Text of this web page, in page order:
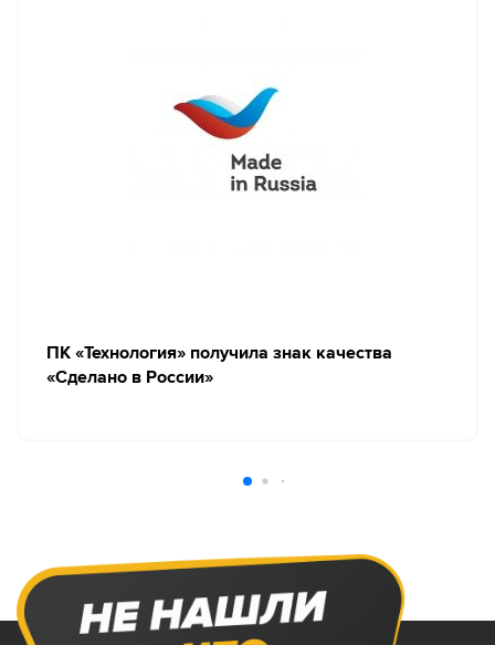
ПК «Технология» получила знак качества
«Сделано в России»